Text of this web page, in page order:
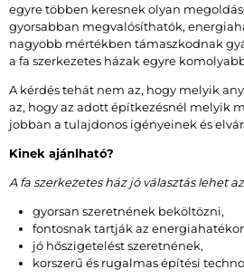
egyre többen keresnek olyan
gyorsabban megvalósíthatók,
nagyobb mértékben támaszkodnak
a fa szerkezetes házak egyre
A kérdés tehát nem az, hogy melyik
az, hogy az adott építkezésnél melyik
jobban a tulajdonos igényeinek és
Kinek ajánlható?
A fa szerkezetes ház jó választás lehet
gyorsan szeretnének beköltözni,
fontosnak tartják az
jó hőszigetelést szeretnének,
korszerű és rugalmas építési